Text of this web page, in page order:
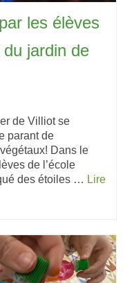
les élèves
jardin de
de Villiot se
parant de
Dans le
de l’école
des étoiles … Lire